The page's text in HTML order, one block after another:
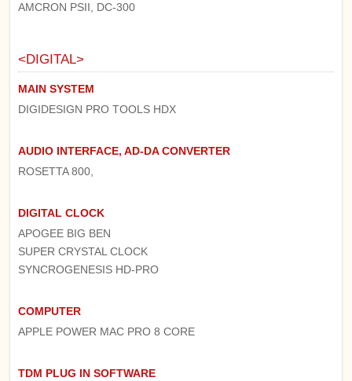
AMCRON PSII, DC-300
<DIGITAL>
MAIN SYSTEM
DIGIDESIGN PRO TOOLS HDX
AUDIO INTERFACE, AD-DA CONVERTER
ROSETTA 800,
DIGITAL CLOCK
APOGEE BIG BEN
SUPER CRYSTAL CLOCK
SYNCROGENESIS HD-PRO
COMPUTER
APPLE POWER MAC PRO 8 CORE
TDM PLUG IN SOFTWARE